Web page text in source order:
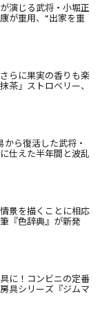
演じる武将・小堀正
が重用、“出家を重
らに果実の香りも楽
茶」ストロベリー、
から復活した武将・
仕えた半年間と波乱
景を描くことに相応
『色辞典』が新発
に！コンビニの定番
具シリーズ『ジムマ